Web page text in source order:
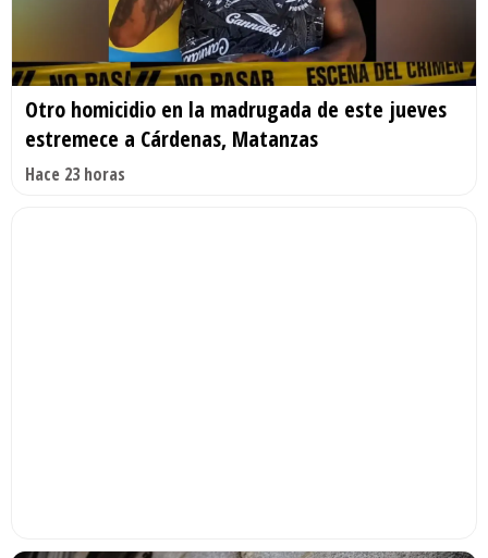
Otro homicidio en la madrugada de este jueves
estremece a Cárdenas, Matanzas
Hace 23 horas